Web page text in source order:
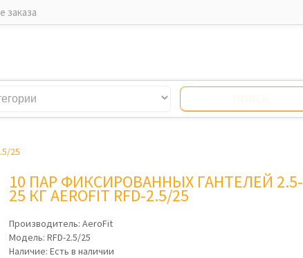
заказа
25
10 ПАР ФИКСИРОВАННЫХ ГАНТЕЛЕЙ 2.5-
25 КГ AEROFIT RFD-2.5/25
Производитель: AeroFit
Модель: RFD-2.5/25
Наличие: Есть в наличии